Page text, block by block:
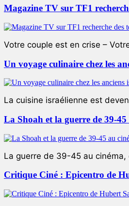
Magazine TV sur TF1
Votre couple est en crise –
Un voyage culinaire chez les
La cuisine israélienne est
La Shoah et la guerre de 39-
La guerre de 39-45 au
Critique Ciné : Epicentro de